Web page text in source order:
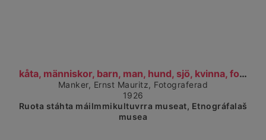
kåta, människor, barn, man, hund, sjö, kvinna, fot...
Čájet dárkkes dieđuid
Manker, Ernst Mauritz, Fotograferad
1926
Ruoŧa stáhta máilmmikultuvrra museat, Etnográfalaš
musea